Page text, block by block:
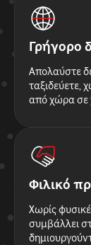
Γρήγορο
Απολαύστε
ταξιδεύετε,
από χώρα
Φιλικό
Χωρίς
συμβάλλει